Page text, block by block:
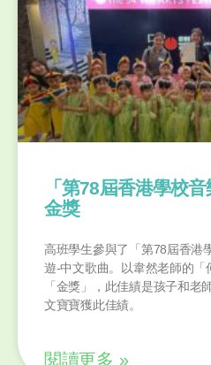
「第78屆香港學校
金獎
高班學生參與了「第78屆香港
遊-中文歌曲。以韋然老師的「
「金獎」，此佳績是孩子和
文寶寶獲此佳績。
閱讀更多 »